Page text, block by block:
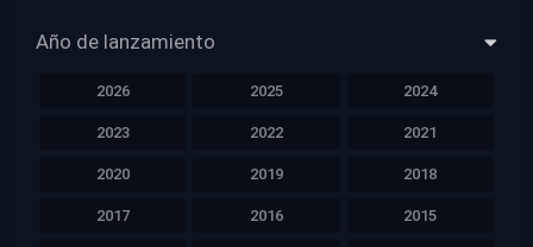
Año de lanzamiento
2026 2025 2024
2023 2022 2021
2020 2019 2018
2017 2016 2015